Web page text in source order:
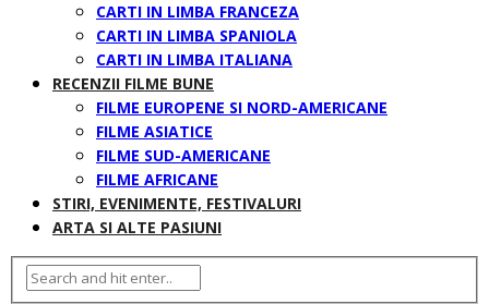
CARTI IN LIMBA FRANCEZA
CARTI IN LIMBA SPANIOLA
CARTI IN LIMBA ITALIANA
RECENZII FILME BUNE
FILME EUROPENE SI NORD-AMERICANE
FILME ASIATICE
FILME SUD-AMERICANE
FILME AFRICANE
STIRI, EVENIMENTE, FESTIVALURI
ARTA SI ALTE PASIUNI